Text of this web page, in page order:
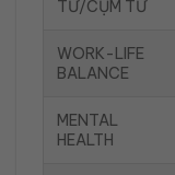
TỪ/CỤM TỪ
WORK-LIFE
BALANCE
MENTAL
HEALTH